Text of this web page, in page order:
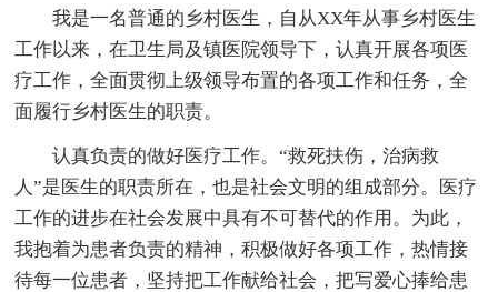
我是一名普通的乡村医生，自从XX年从事乡村医生
工作以来，在卫生局及镇医院领导下，认真开展各项医
疗工作，全面贯彻上级领导布置的各项工作和任务，全
面履行乡村医生的职责。
认真负责的做好医疗工作。“救死扶伤，治病救
人”是医生的职责所在，也是社会文明的组成部分。医疗
工作的进步在社会发展中具有不可替代的作用。为此，
我抱着为患者负责的精神，积极做好各项工作，热情接
待每一位患者，坚持把工作献给社会，把写爱心捧给患